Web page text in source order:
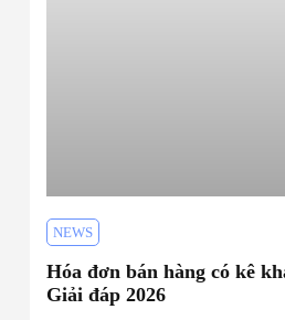
NEWS
Hóa đơn bán hàng có kê
Giải đáp 2026